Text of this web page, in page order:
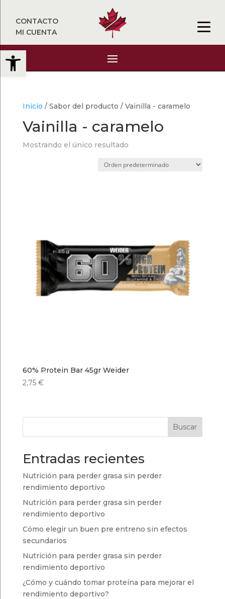
Abrir barra de herramientas
CONTACTO
MI CUENTA
Inicio / Sabor del producto / Vainilla - caramelo
Vainilla - caramelo
Mostrando el único resultado
60% Protein Bar 45gr Weider
2,75 €
Buscar
Entradas recientes
Nutrición para perder grasa sin perder
rendimiento deportivo
Nutrición para perder grasa sin perder
rendimiento deportivo
Cómo elegir un buen pre entreno sin efectos
secundarios
Nutrición para perder grasa sin perder
rendimiento deportivo
¿Cómo y cuándo tomar proteína para mejorar el
rendimiento deportivo?